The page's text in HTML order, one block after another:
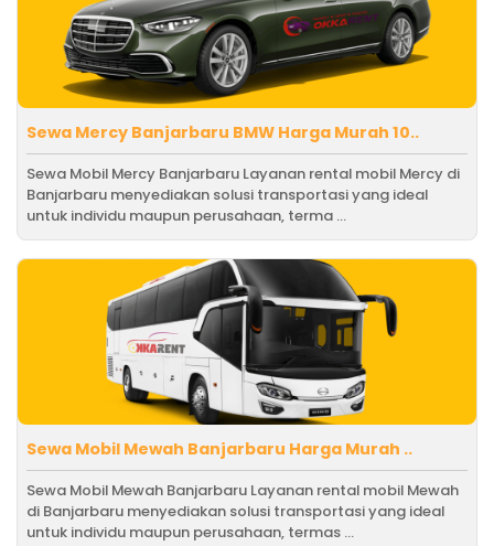
Sewa Mercy Banjarbaru BMW Harga Murah 10..
Sewa Mobil Mercy Banjarbaru Layanan rental mobil Mercy di
Banjarbaru menyediakan solusi transportasi yang ideal
untuk individu maupun perusahaan, terma ...
Sewa Mobil Mewah Banjarbaru Harga Murah ..
Sewa Mobil Mewah Banjarbaru Layanan rental mobil Mewah
di Banjarbaru menyediakan solusi transportasi yang ideal
untuk individu maupun perusahaan, termas ...